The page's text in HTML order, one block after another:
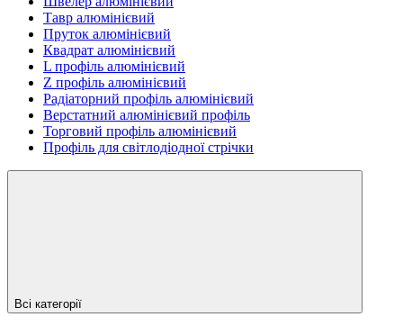
Тавр алюмінієвий
Пруток алюмінієвий
Квадрат алюмінієвий
L профіль алюмінієвий
Z профіль алюмінієвий
Радіаторний профіль алюмінієвий
Верстатний алюмінієвий профіль
Торговий профіль алюмінієвий
Профіль для світлодіодної стрічки
Всі категорії